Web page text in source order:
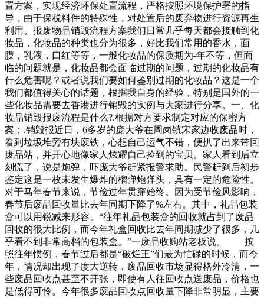
置方案，实现经济环保处置流程，严格按照环境保护署的指
导，由于保税料件的特殊性，对处置后的废弃物进行资源再生
利用。报废物品销毁流程方案我们日常几乎每天都会接触到化
妆品，化妆品的种类也分为很多，好比我们常用的香水，面
膜，乳液，口红等等，一般化妆品的保质期为-年不等，但面
临的问题就是，化妆品都会面临过期的问题，过期的化妆品有
什么危害呢？或者说我们要如何鉴别过期的化妆品？这是一个
我们都值得关心的话题，根据我自身的经验，特别是国外的一
些化妆品需要去香港进行销毁的实例与大家进行分享。一、化
妆品销毁报废流程是什么?.根据对方要求制定对应的保密方
案；.销毁报近日，6多岁的庞大爷在周岗镇宋家边收废品时，
看到垃圾堆旁有块废铁，心想自己运气不错，便扒了出来带回
废品站，并开心地像家人炫耀自己捡到的宝贝。家人看到后立
刻慌了，说是炮弹，吓庞大爷赶紧报警求助。民警赶到后初步
鉴定这是一枚未发生爆炸的榴弹炮弹头，具有一定的危险性。
对于马年春节来说，节俭过年贯穿始终。因为受节俭风影响，
春节后废品回收量比去年同期下降了%左右。其中，礼品包装
盒可以用锐减来形容。“往年礼品包装盒的回收就占到了废品
回收的很大比例，而今年礼盒回收比去年同期减少了很多，几
乎看不到非常高档的包装盒。”一废品收购站老板说。 按
照往年惯例，春节过后都是“破烂王”们最为忙碌的时候，而今
年，情况却出现了度大逆转，废品回收市场显得格外冷清，一
些废品回收点甚至不开张，即使有人往回收点送废品，价格也
是低得可怜。今年很多废品回收点回收量下降非常明显，主要